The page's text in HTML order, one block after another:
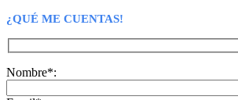
¿QUÉ ME CUENTAS!
Nombre*: